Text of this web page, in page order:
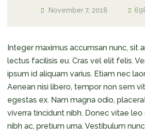
November 7, 2018
Integer maximus accumsan nunc, sit
lectus facilisis eu. Cras vel elit felis.
ipsum id aliquam varius. Etiam nec
Aenean nisi libero, tempor non sem
egestas ex. Nam magna odio,
viverra tincidunt nibh. Donec vitae leo
nibh ac, pretium urna. Vestibulum